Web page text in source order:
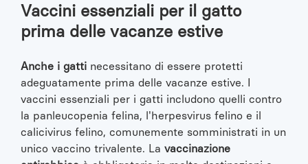
Vaccini essenziali per il gatto
prima delle vacanze estive
Anche i gatti necessitano di essere protetti
adeguatamente prima delle vacanze estive. I
vaccini essenziali per i gatti includono quelli contro
la panleucopenia felina, l'herpesvirus felino e il
calicivirus felino, comunemente somministrati in un
unico vaccino trivalente. La vaccinazione